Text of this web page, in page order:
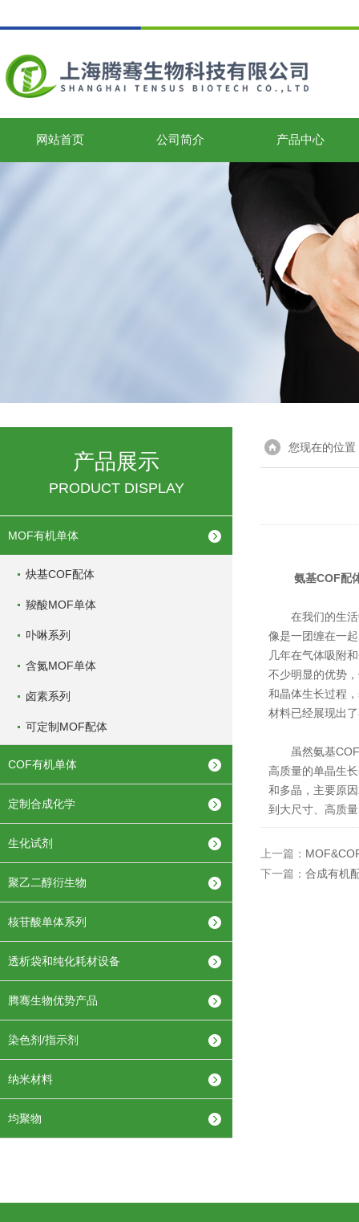
网站首页 公司简介 产品中心
产品展示
PRODUCT DISPLAY
MOF有机单体
炔基COF配体
羧酸MOF单体
卟啉系列
含氮MOF单体
卤素系列
可定制MOF配体
COF有机单体
定制合成化学
生化试剂
聚乙二醇衍生物
核苷酸单体系列
透析袋和纯化耗材设备
腾骞生物优势产品
染色剂/指示剂
纳米材料
均聚物
您现在的位置
氨基COF配
在我们的生活
像是一团缠在一
几年在气体吸附
不少明显的优势
和晶体生长过程
材料已经展现出
虽然氨基COF
高质量的单晶生
和多晶，主要原
到大尺寸、高质
上一篇：
下一篇： 合成有机